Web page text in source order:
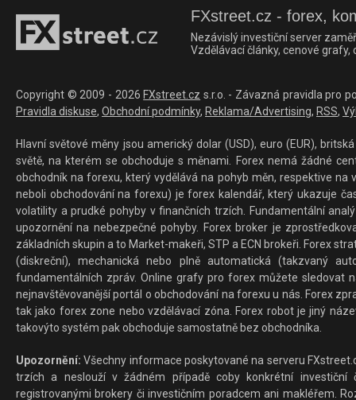
FXstreet.cz - forex,
Nezávislý investiční server
Vzdělávací články, cenové
Copyright © 2009 - 2026 FXstreet.cz s.r.o. - Závazná pravidla pro
Pravidla diskuse, Obchodní podmínky, Reklama/Advertising, RSS,
Hlavní světové měny jsou americký dolar (USD), euro (EUR),
světě, na kterém se obchoduje s měnami. Forex nemá žádné
obchodník na forexu, který vydělává na pohyb měn, respektive
neboli obchodování na forexu) je forex kalendář, který ukazuje
volatility a prudké pohyby v finančních trzích. Fundamentální
upozornění na nebezpečné pohyby. Forex broker je
základních skupin a to Market-makeři, STP a ECN brokeři. Forex
(diskreční), mechanická nebo plně automatická (takzvaný
fundamentálních zpráv. Online grafy pro forex můžete sledovat
nejnavštěvovanější portál o obchodování na forexu u nás. Forex
tak jako forex zone nebo vzdělávací zóna. Forex robot je jiný
takovýto systém pak obchoduje samostatně bez obchodníka.
Upozornění: Všechny informace poskytované na serveru
trzích a neslouží v žádném případě coby konkrétní investiční
registrovanými brokery či investičním poradcem ani makléřem.